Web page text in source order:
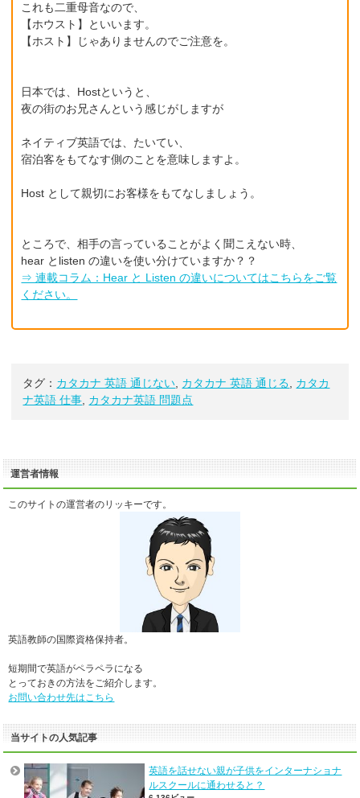
これも二重母音なので、
【ホウスト】といいます。
【ホスト】じゃありませんのでご注意を。
日本では、Hostというと、
夜の街のお兄さんという感じがしますが
ネイティブ英語では、たいてい、
宿泊客をもてなす側のことを意味しますよ。
Host として親切にお客様をもてなしましょう。
ところで、相手の言っていることがよく聞こえない時、
hear とlisten の違いを使い分けていますか？？
⇒ 連載コラム：Hear と Listen の違いについてはこちらをご覧
ください。
タグ： カタカナ 英語 通じない, カタカナ 英語 通じる, カタカ
ナ英語 仕事, カタカナ英語 問題点
運営者情報
このサイトの運営者のリッキーです。
英語教師の国際資格保持者。
短期間で英語がペラペラになる
とっておきの方法をご紹介します。
お問い合わせ先はこちら
当サイトの人気記事
英語を話せない親が子供をインターナショナ
ルスクールに通わせると？